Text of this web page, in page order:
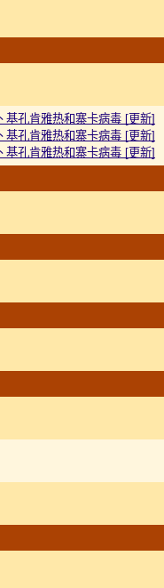
基孔肯雅热和寨卡病毒 [更新]
基孔肯雅热和寨卡病毒 [更新]
基孔肯雅热和寨卡病毒 [更新]